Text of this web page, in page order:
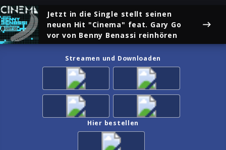
Jetzt in die Single stellt seinen
neuen Hit "Cinema" feat. Gary Go
vor von Benny Benassi reinhören
Streamen und Downloaden
Hier bestellen